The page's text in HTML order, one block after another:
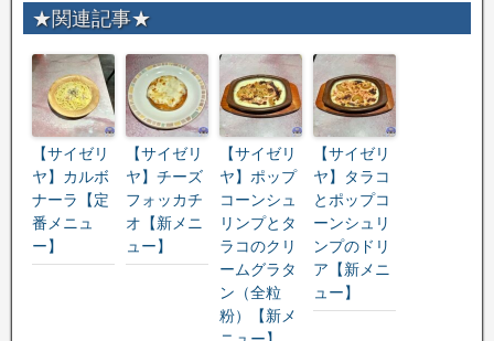
★関連記事★
【サイゼリ
ヤ】カルボ
ナーラ【定
番メニュ
ー】
【サイゼリ
ヤ】チーズ
フォッカチ
オ【新メニ
ュー】
【サイゼリ
ヤ】ポップ
コーンシュ
リンプとタ
ラコのクリ
ームグラタ
ン（全粒
粉）【新メ
【サイゼリ
ヤ】タラコ
とポップコ
ーンシュリ
ンプのドリ
ア【新メニ
ュー】